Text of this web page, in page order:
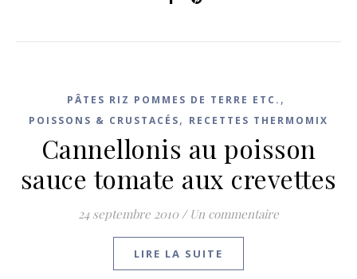
PÂTES RIZ POMMES DE TERRE ETC. ,
POISSONS & CRUSTACÉS, RECETTES THERMOMIX
Cannellonis au poisson
sauce tomate aux crevettes
24 septembre 2010 / Un commentaire
LIRE LA SUITE